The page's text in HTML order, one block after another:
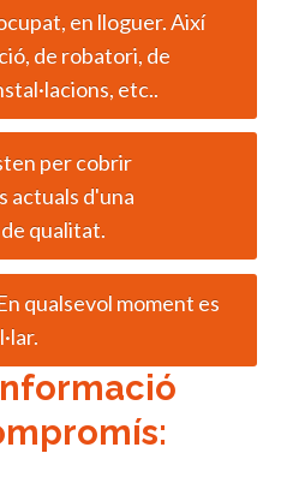
en lloguer. Així
de robatori, de
etc..
per cobrir
actuals d'una
qualitat.
qualsevol moment es